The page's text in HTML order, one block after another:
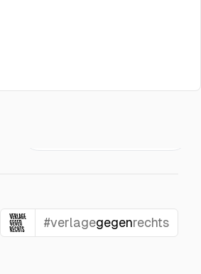
#verlagegegenrechts